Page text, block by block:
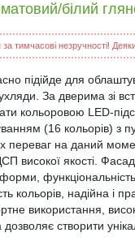
білий
тимчасові незручності!
підійде для
За дверима зі
кольоровою LED-
(16 кольорів) з
переваг на даний
високої якості.
функціональність
кольорів, надійна і
використання,
створити